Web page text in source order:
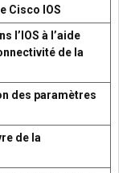
Cisco IOS
l’IOS à l’aide
de la
des paramètres
de la